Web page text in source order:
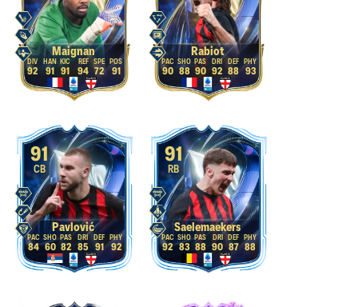
Maignan
92 91 91 94 72 91
Rabiot
90 88 90 92 88 93
91
CB
Pavlović
84 60 82 85 91 92
91
RB
Saelemaekers
92 83 88 90 87 88